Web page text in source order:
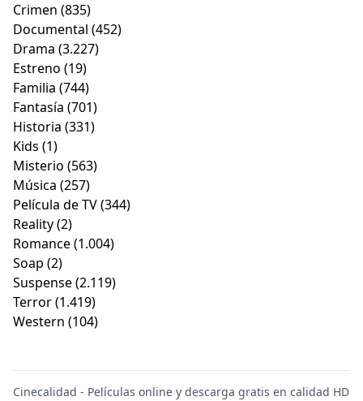
Crimen (835)
Documental (452)
Drama (3.227)
Estreno (19)
Familia (744)
Fantasía (701)
Historia (331)
Kids (1)
Misterio (563)
Música (257)
Película de TV(344)
Reality(2)
Romance(1.004)
Soap (2)
Suspense(2.119)
Terror(1.419)
Western (104)
Cinecalidad - Películas online y descarga gratis en calidad HD